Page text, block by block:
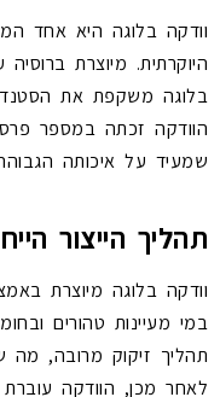
וודקה בלוגה היא אחד
היוקרתית. מיוצרת
בלוגה משקפת את
הוודקה זכתה במספר
שמעיד על איכותה
תהליך הייצור
וודקה בלוגה מיוצרת
במי מעיינות טהורים
תהליך זיקוק מרובה, מה
לאחר מכן, הוודקה